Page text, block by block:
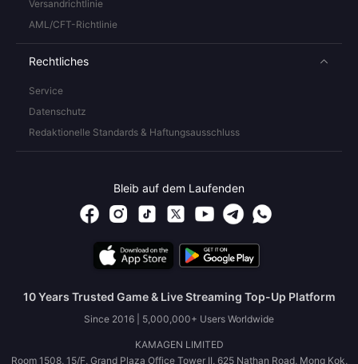
Versandrichtlinie
AML/CFT-Richtlinie
Rechtliches
Service
Datenschutz
Redaktionelle Standards & Haftungsausschluss
Bleib auf dem Laufenden
10 Years Trusted Game & Live Streaming Top-Up Platform
Since 2016 | 5,000,000+ Users Worldwide
KAMAGEN LIMITED
Room 1508, 15/F, Grand Plaza Office Tower II, 625 Nathan Road, Mong Kok,